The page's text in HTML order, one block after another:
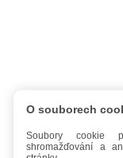
O souborech
Soubory cookie
shromažďování a